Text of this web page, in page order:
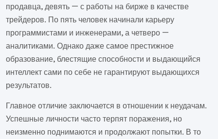
продавца, девять — с работы на бирже в качестве
трейдеров. По пять человек начинали карьеру
программистами и инженерами, а четверо —
аналитиками. Однако даже самое престижное
образование, блестящие способности и выдающийся
интеллект сами по себе не гарантируют выдающихся
результатов.
Главное отличие заключается в отношении к неудачам.
Успешные личности часто терпят поражения, но
неизменно поднимаются и продолжают попытки. В то